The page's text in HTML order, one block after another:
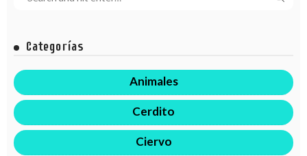
Categorías
Animales
Cerdito
Ciervo